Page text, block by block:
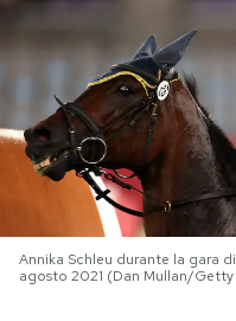
PODCAST
NEWSLETTER
I MIEI PREFERITI
Annika Schleu durante la gara
agosto 2021 (Dan Mullan/Getty